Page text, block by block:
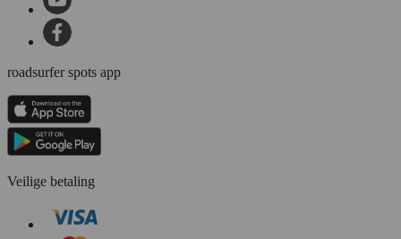
roadsurfer spots app
Veilige betaling